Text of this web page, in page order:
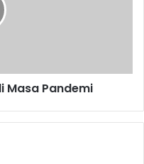
Masa Pandemi